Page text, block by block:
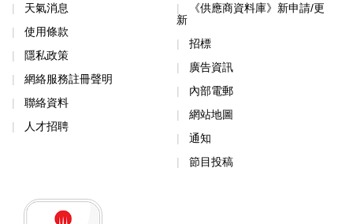
天氣消息
使用條款
隱私政策
網絡服務註冊聲明
聯絡資料
人才招聘
《供應商資料庫》新申請/更
新
招標
廣告資訊
內部電郵
網站地圖
通知
節目投稿